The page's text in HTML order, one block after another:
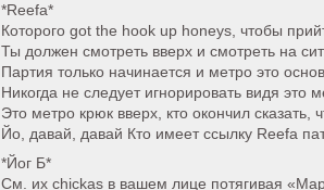
*Reefa*
Которого got the hook up honeys, чтобы
Ты должен смотреть вверх и смотреть на
Партия только начинается и метро это
Никогда не следует игнорировать видя это
Это метро крюк вверх, кто окончил сказать,
Йо, давай, давай Кто имеет ссылку Reefa
*Йог Б*
См. их chickas в вашем лице потягивая